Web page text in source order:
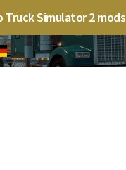
Truck Simulator 2 mods